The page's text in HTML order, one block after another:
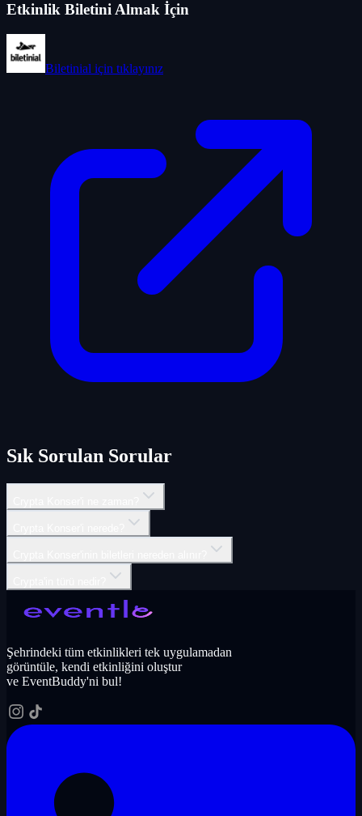
Etkinlik Biletini Almak İçin
Biletinial için tıklayınız
Sık Sorulan Sorular
Şehrindeki tüm etkinlikleri tek uygulamadan
görüntüle, kendi etkinliğini oluştur
ve EventBuddy'ni bul!